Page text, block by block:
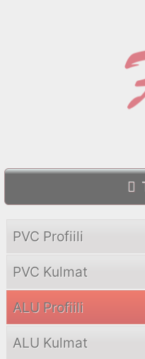
PVC Profiili
PVC Kulmat
ALU Profiili
ALU Kulmat